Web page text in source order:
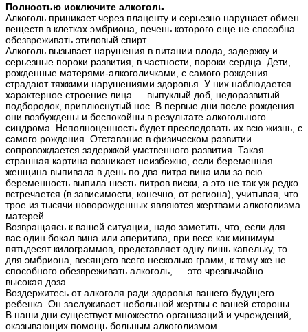
Полностью исключите алкоголь
Алкоголь приникает через плаценту и серьезно нарушает обмен
веществ в клетках эмбриона, печень которого еще не способна
обезвреживать этиловый спирт.
Алкоголь вызывает нарушения в питании плода, задержку и
серьезные пороки развития, в частности, пороки сердца. Дети,
рожденные матерями-алкоголичками, с самого рождения
страдают тяжкими нарушениями здоровья. У них наблюдается
характерное строение лица — выпуклый доб, недоразвитый
подбородок, приплюснутый нос. В первые дни после рождения
они возбуждены и беспокойны в результате алкогольного
синдрома. Неполноценность будет преследовать их всю жизнь, с
самого рождения. Отставание в физическом развитии
сопровождается задержкой умственного развития. Такая
страшная картина возникает неизбежно, если беременная
женщина выпивала в день по два литра вина или за всю
беременность выпила шесть литров виски, а это не так уж редко
встречается (в зависимости, конечно, от региона), учитывая, что
трое из тысячи новорожденных являются жертвами алкоголизма
матерей.
Возвращаясь к вашей ситуации, надо заметить, что, если для
вас один бокал вина или аперитива, при весе как минимум
пятьдесят килограммов, представляет одну лишь капельку, то
для эмбриона, весящего всего несколько грамм, к тому же не
способного обезвреживать алкоголь, — это чрезвычайно
высокая доза.
Воздержитесь от алкоголя ради здоровья вашего будущего
ребенка. Он заслуживает небольшой жертвы с вашей стороны.
В наши дни существует множество организаций и учреждений,
оказывающих помощь больным алкоголизмом.